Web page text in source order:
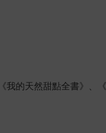
的天然甜點全書》、